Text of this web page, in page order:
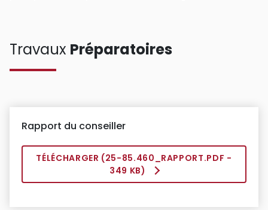
Travaux Préparatoires
Rapport du conseiller
TÉLÉCHARGER (25-85.460_RAPPORT.PDF -
349 KB)